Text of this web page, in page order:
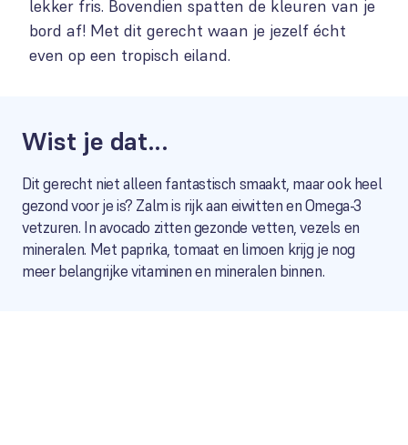
lekker fris. Bovendien spatten de kleuren van je
bord af! Met dit gerecht waan je jezelf écht
even op een tropisch eiland.
Wist je dat...
Dit gerecht niet alleen fantastisch smaakt, maar ook heel
gezond voor je is? Zalm is rijk aan eiwitten en Omega-3
vetzuren. In avocado zitten gezonde vetten, vezels en
mineralen. Met paprika, tomaat en limoen krijg je nog
meer belangrijke vitaminen en mineralen binnen.